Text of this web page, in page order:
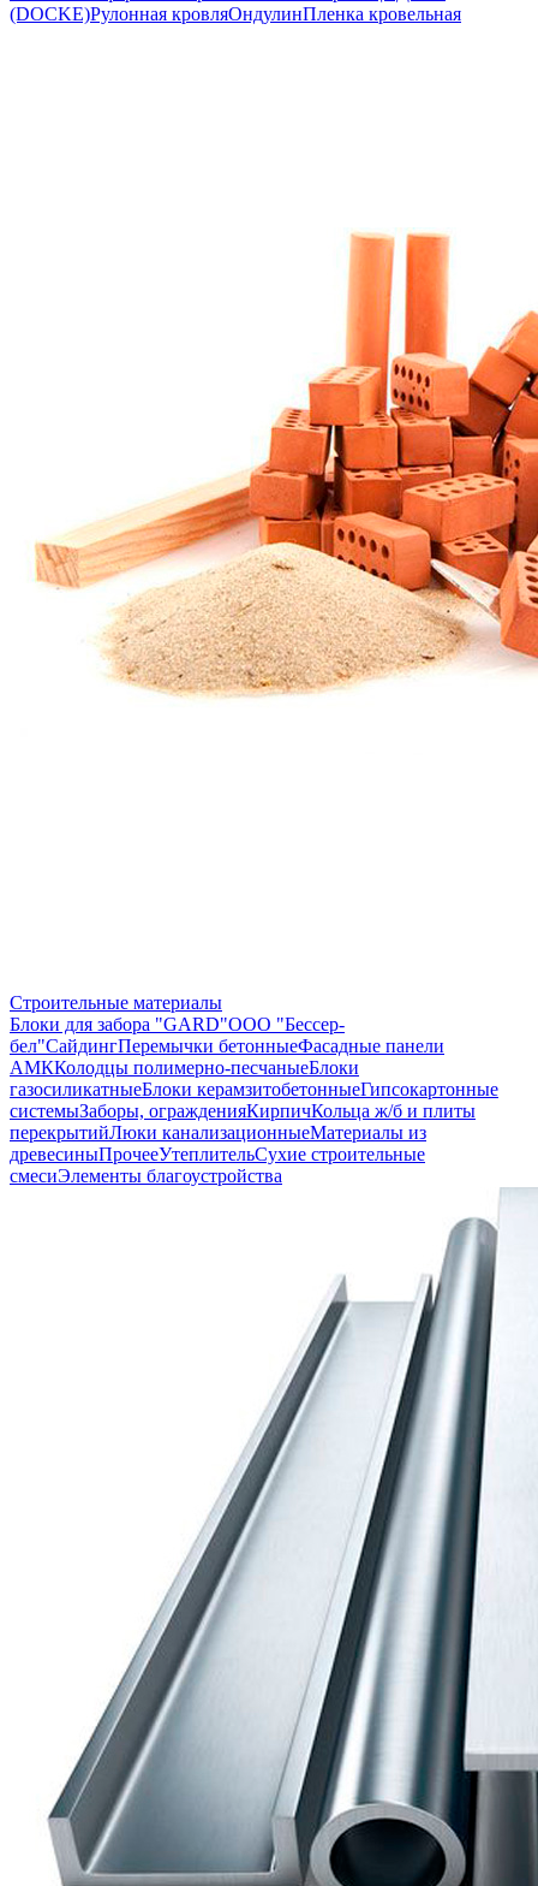
(DOCKE)Рулонная кровляОндулинПленка кровельная
Строительные материалы
Блоки для забора "GARD"ООО "Бессер-
бел"СайдингПеремычки бетонныеФасадные панели
АМККолодцы полимерно-песчаныеБлоки
газосиликатныеБлоки керамзитобетонныеГипсокартонные
системыЗаборы, огражденияКирпичКольца ж/б и плиты
перекрытийЛюки канализационныеМатериалы из
древесиныПрочееУтеплительСухие строительные
смесиЭлементы благоустройства